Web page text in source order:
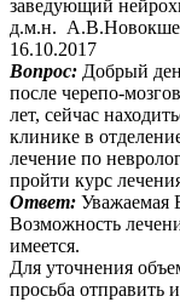
заведующий
д.м.н.
16.10.2017
Вопрос: Добрый
после черепо-
лет, сейчас
клинике в
лечение по
пройти курс
Ответ: Уважаемая
Возможность
имеется.
Для уточнения
просьба отправить